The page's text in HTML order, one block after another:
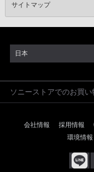
サイトマップ
日本
ソニーストアでのお買
会社情報 採用情報
環境情報